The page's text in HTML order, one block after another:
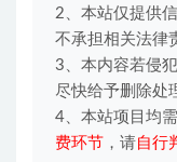
2、本站仅提供
不承担相关法律
3、本内容若侵
尽快给予删除处
4、本站项目均
费环节 ，请自行